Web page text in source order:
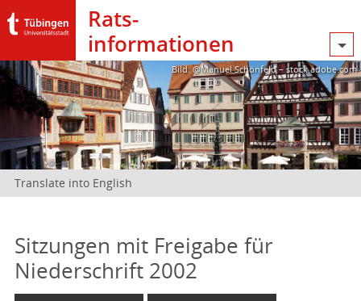
Rats­
informationen
Bild: @Manuel Schönfeld – stock.adobe.com
Translate into English
Sitzungen mit Freigabe für
Niederschrift 2002